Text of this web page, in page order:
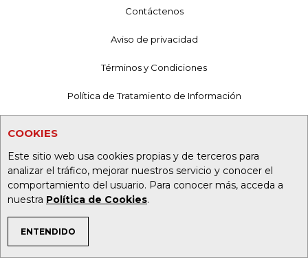
COOKIES
Este sitio web usa cookies propias y de terceros para
analizar el tráfico, mejorar nuestros servicio y conocer el
comportamiento del usuario. Para conocer más, acceda a
nuestra Política de Cookies.
ENTENDIDO
TEMAS DE INTERÉS
Contáctenos
Aviso de privacidad
Términos y Condiciones
Política de Tratamiento de Información
Superintendencia de Industria y Comercio